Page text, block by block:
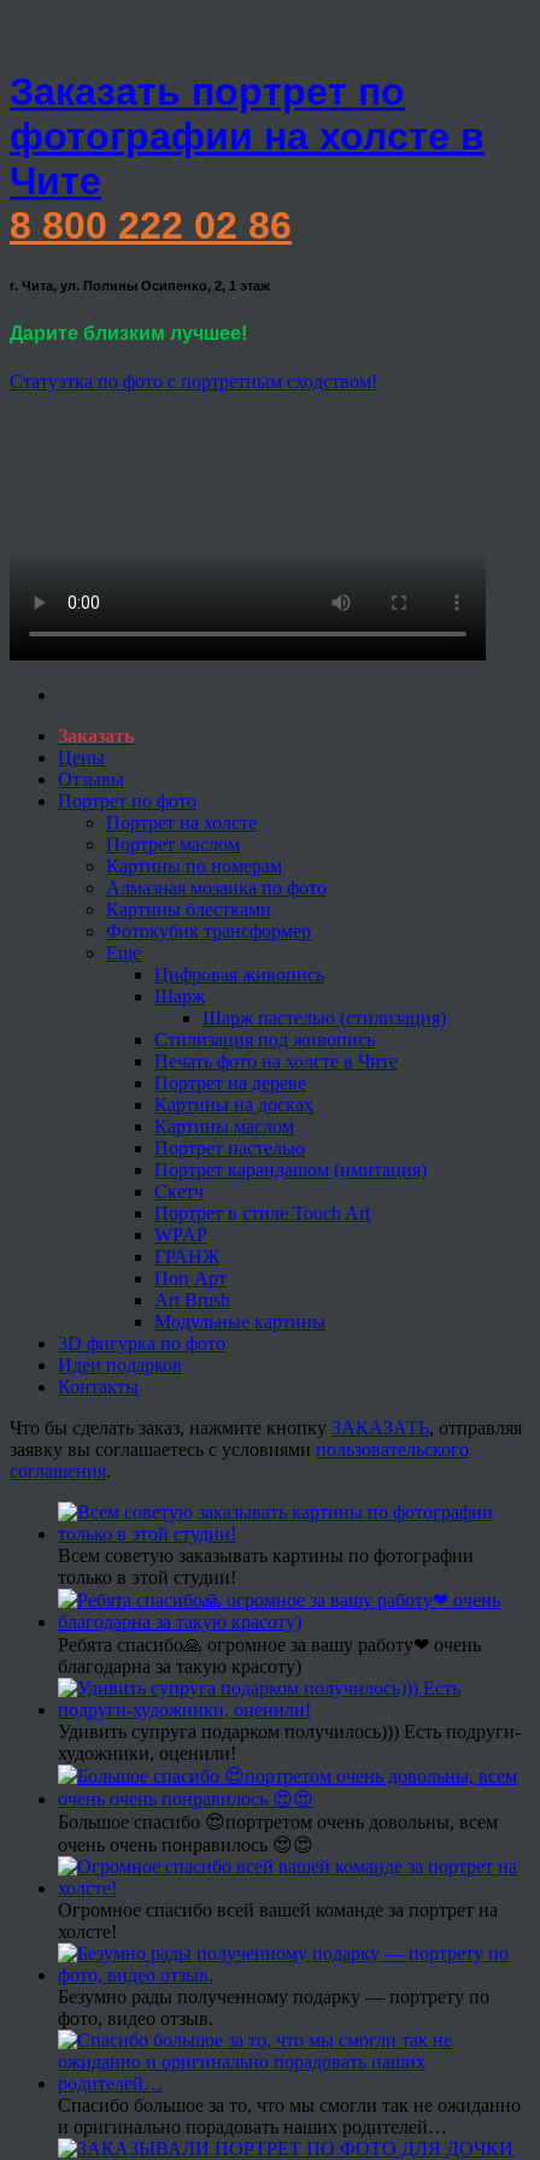
Заказать портрет по
фотографии на холсте в
Чите
8 800 222 02 86
г. Чита, ул. Полины Осипенко, 2, 1 этаж
Дарите близким лучшее!
Статуэтка по фото с портретным сходством!
Заказать
Цены
Отзывы
Портрет по фото
Портрет на холсте
Портрет маслом
Картины по номерам
Алмазная мозаика по фото
Картины блестками
Фотокубик трансформер
Еще
Цифровая живопись
Шарж
Шарж пастелью (стилизация)
Стилизация под живопись
Печать фото на холсте в Чите
Портрет на дереве
Картины на досках
Картины маслом
Портрет пастелью
Портрет карандашом (имитация)
Скетч
Портрет в стиле Touch Art
WPAP
ГРАНЖ
Поп Арт
Art Brush
Модульные картины
3D фигурка по фото
Идеи подарков
Контакты
Что бы сделать заказ, нажмите кнопку ЗАКАЗАТЬ, отправляя
заявку вы соглашаетесь с условиями пользовательского
соглашения.
Всем советую заказывать картины по фотографии
только в этой студии!
Ребята спасибо🙏 огромное за вашу работу❤ очень
благодарна за такую красоту)
Удивить супруга подарком получилось))) Есть подруги-
художники, оценили!
Большое спасибо 😍портретом очень довольны, всем
очень очень понравилось 😍😍
Огромное спасибо всей вашей команде за портрет на
холсте!
Безумно рады полученному подарку — портрету по
фото, видео отзыв.
Спасибо большое за то, что мы смогли так не ожиданно
и оригинально порадовать наших родителей…